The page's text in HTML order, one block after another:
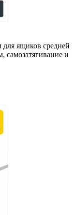
ящиков средней
самозатягивание и